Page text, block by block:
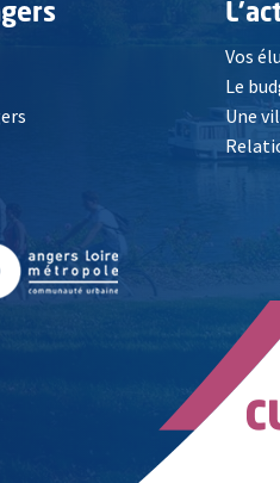
Vos
Le
Une
fenêtre, Ouvre une
, Ouvre une nouvelle fenêtre